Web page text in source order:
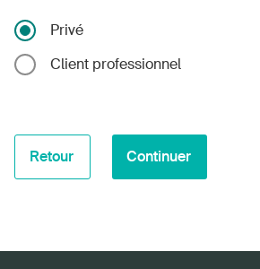
Privé
Client professionnel
Retour Continuer